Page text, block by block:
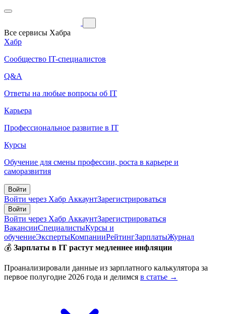
Все сервисы Хабра
Хабр
Сообщество IT-специалистов
Q&A
Ответы на любые вопросы об IT
Карьера
Профессиональное развитие в IT
Курсы
Обучение для смены профессии, роста в карьере и
саморазвития
Войти
Войти через Хабр АккаунтЗарегистрироваться
Войти
Войти через Хабр АккаунтЗарегистрироваться
ВакансииСпециалистыКурсы и
обучениеЭкспертыКомпанииРейтингЗарплатыЖурнал
💰 Зарплаты в IT растут медленнее инфляции
Проанализировали данные из зарплатного калькулятора за
первое полугодие 2026 года и делимся в статье →